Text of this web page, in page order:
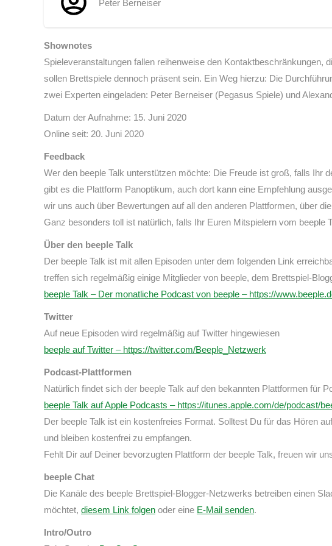
Peter Berneiser
Shownotes
Spieleveranstaltungen fallen reihenweise den
sollen Brettspiele dennoch präsent sein. Ein Weg hierzu: Die
zwei Experten eingeladen: Peter Berneiser (Pegasus Spiele) und
Datum der Aufnahme: 15. Juni 2020
Online seit: 20. Juni 2020
Feedback
Wer den beeple Talk unterstützen möchte: Die Freude ist groß, falls Ihr
gibt es die Plattform Panoptikum, auch dort kann eine Empfehlung
wir uns auch über Bewertungen auf all den anderen Plattformen, über
Ganz besonders toll ist natürlich, falls Ihr Euren Mitspielern vom beeple
Über den beeple Talk
Der beeple Talk ist mit allen Episoden unter dem folgenden Link
treffen sich regelmäßig einige Mitglieder von beeple, dem Brettspiel-
beeple Talk – Der monatliche Podcast von beeple – https://
Twitter
Auf neue Episoden wird regelmäßig auf Twitter hingewiesen
beeple auf Twitter – https://twitter.com/Beeple_Netzwerk
Podcast-Plattformen
Natürlich findet sich der beeple Talk auf den bekannten Plattformen für
beeple Talk auf Apple Podcasts – https://itunes.apple.com/de/podcast/
Der beeple Talk ist ein kostenfreies Format. Solltest Du für das Hören
und bleiben kostenfrei zu empfangen.
Fehlt Dir auf Deiner bevorzugten Plattform der beeple Talk, freuen wir
beeple Chat
Die Kanäle des beeple Brettspiel-Blogger-Netzwerks betreiben einen
möchtet, diesem Link folgen oder eine E-Mail senden.
Intro/Outro